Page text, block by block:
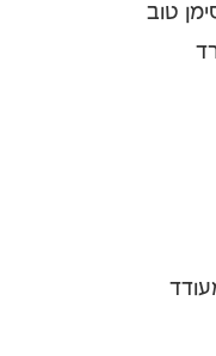
טוב